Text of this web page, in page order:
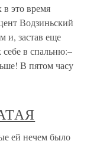
в это время
Водзиньский
и, застав еще
в спальню:–
В пятом часу
нечем было